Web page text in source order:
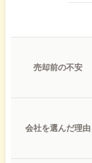
売却前の不安
会社を選んだ理由